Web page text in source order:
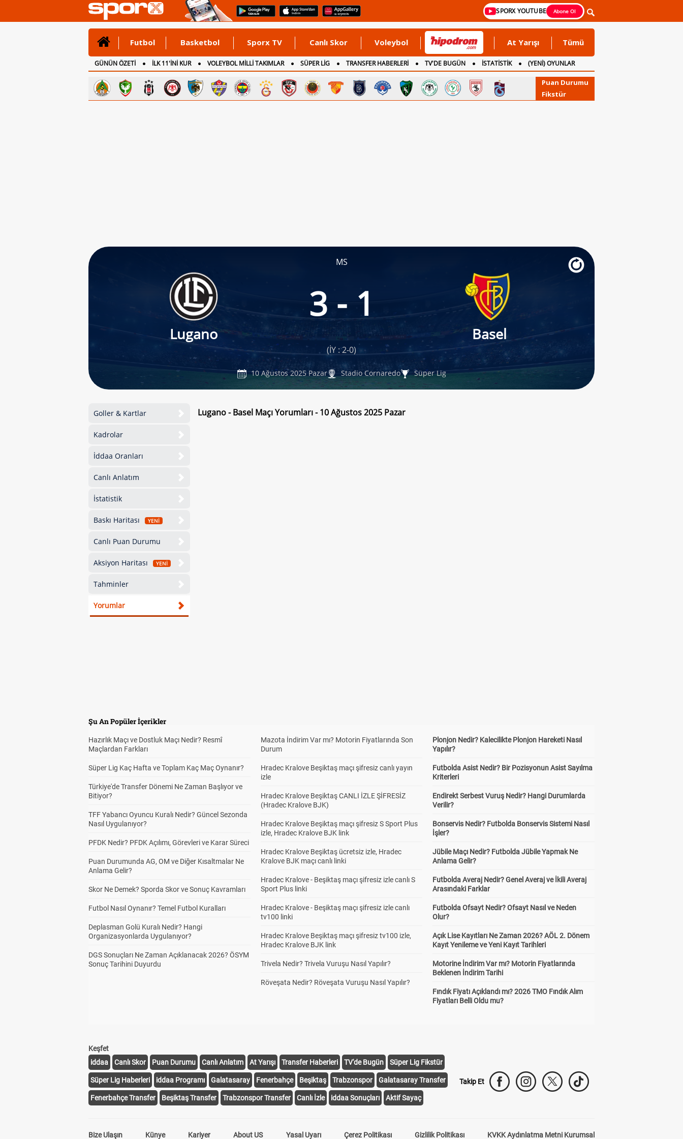
SPORX YOUTUBE Abone Ol
Futbol Basketbol Sporx TV Canlı Skor Voleybol At Yarışı Tümü
GÜNÜN ÖZETİ İLK 11'İNİ KUR VOLEYBOL MİLLİ TAKIMLAR SÜPER LİG TRANSFER HABERLERİ TV'DE BUGÜN İSTATİSTİK
(YENİ) OYUNLAR
CANLI ANLATIM
İNGİLTERE
Puan Durumu
Fikstür
MS
Lugano
3 - 1
Basel
(İY : 2-0)
10 Ağustos 2025 Pazar Stadio Cornaredo Süper Lig
Goller & Kartlar
Kadrolar
İddaa Oranları
Canlı Anlatım
İstatistik
Baskı Haritası YENİ
Canlı Puan Durumu
Aksiyon Haritası YENİ
Tahminler
Yorumlar
Lugano - Basel Maçı Yorumları - 10 Ağustos 2025 Pazar
Şu An Popüler İçerikler
Hazırlık Maçı ve Dostluk Maçı Nedir? Resmî
Maçlardan Farkları
Süper Lig Kaç Hafta ve Toplam Kaç Maç Oynanır?
Türkiye'de Transfer Dönemi Ne Zaman Başlıyor ve
Bitiyor?
TFF Yabancı Oyuncu Kuralı Nedir? Güncel Sezonda
Nasıl Uygulanıyor?
PFDK Nedir? PFDK Açılımı, Görevleri ve Karar Süreci
Puan Durumunda AG, OM ve Diğer Kısaltmalar Ne
Anlama Gelir?
Skor Ne Demek? Sporda Skor ve Sonuç Kavramları
Futbol Nasıl Oynanır? Temel Futbol Kuralları
Deplasman Golü Kuralı Nedir? Hangi
Organizasyonlarda Uygulanıyor?
DGS Sonuçları Ne Zaman Açıklanacak 2026? ÖSYM
Sonuç Tarihini Duyurdu
Mazota İndirim Var mı? Motorin Fiyatlarında Son
Durum
Hradec Kralove Beşiktaş maçı şifresiz canlı yayın
izle
Hradec Kralove Beşiktaş CANLI İZLE ŞİFRESİZ
(Hradec Kralove BJK)
Hradec Kralove Beşiktaş maçı şifresiz S Sport Plus
izle, Hradec Kralove BJK link
Hradec Kralove Beşiktaş ücretsiz izle, Hradec
Kralove BJK maçı canlı linki
Hradec Kralove - Beşiktaş maçı şifresiz izle canlı S
Sport Plus linki
Hradec Kralove - Beşiktaş maçı şifresiz izle canlı
tv100 linki
Hradec Kralove Beşiktaş maçı şifresiz tv100 izle,
Hradec Kralove BJK link
Trivela Nedir? Trivela Vuruşu Nasıl Yapılır?
Röveşata Nedir? Röveşata Vuruşu Nasıl Yapılır?
Plonjon Nedir? Kalecilikte Plonjon Hareketi Nasıl
Yapılır?
Futbolda Asist Nedir? Bir Pozisyonun Asist Sayılma
Kriterleri
Endirekt Serbest Vuruş Nedir? Hangi Durumlarda
Verilir?
Bonservis Nedir? Futbolda Bonservis Sistemi Nasıl
İşler?
Jübile Maçı Nedir? Futbolda Jübile Yapmak Ne
Anlama Gelir?
Futbolda Averaj Nedir? Genel Averaj ve İkili Averaj
Arasındaki Farklar
Futbolda Ofsayt Nedir? Ofsayt Nasıl ve Neden
Olur?
Açık Lise Kayıtları Ne Zaman 2026? AÖL 2. Dönem
Kayıt Yenileme ve Yeni Kayıt Tarihleri
Motorine İndirim Var mı? Motorin Fiyatlarında
Beklenen İndirim Tarihi
Fındık Fiyatı Açıklandı mı? 2026 TMO Fındık Alım
Fiyatları Belli Oldu mu?
Keşfet
iddaa
Canlı Skor Puan Durumu Canlı Anlatım At Yarışı Transfer Haberleri TV'de Bugün Süper Lig Fikstür
Süper Lig Haberleri iddaa Programı Galatasaray Fenerbahçe Beşiktaş Trabzonspor Galatasaray Transfer
Fenerbahçe Transfer Beşiktaş Transfer Trabzonspor Transfer Canlı İzle iddaa Sonuçları Aktif Sayaç
Takip Et
Bize Ulaşın Künye Kariyer About US Yasal Uyarı Çerez Politikası Gizlilik Politikası KVKK Aydınlatma Metni Kurumsal